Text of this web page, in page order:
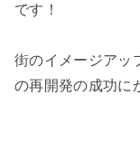
です！
街のイメージアッ
の再開発の成功に